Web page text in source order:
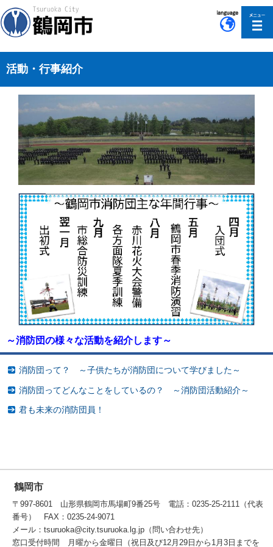
活動・行事紹介
～消防団の様々な活動を紹介します～
消防団って？ ～子供たちが消防団について学びました～
消防団ってどんなことをしているの？ ～消防団活動紹介～
君も未来の消防団員！
鶴岡市
〒997-8601 山形県鶴岡市馬場町9番25号 電話：0235-25-2111（代表
番号） FAX：0235-24-9071
メール：tsuruoka@city.tsuruoka.lg.jp（問い合わせ先）
窓口受付時間 月曜から金曜日（祝日及び12月29日から1月3日までを